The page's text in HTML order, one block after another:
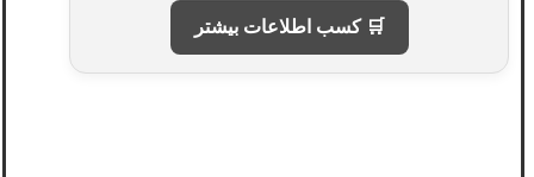
🛒 کسب اطلاعات بیشتر